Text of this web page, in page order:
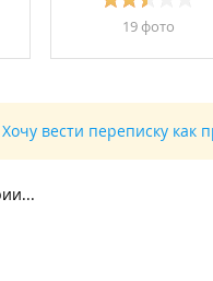
19 фото
Хочу вести переписку как